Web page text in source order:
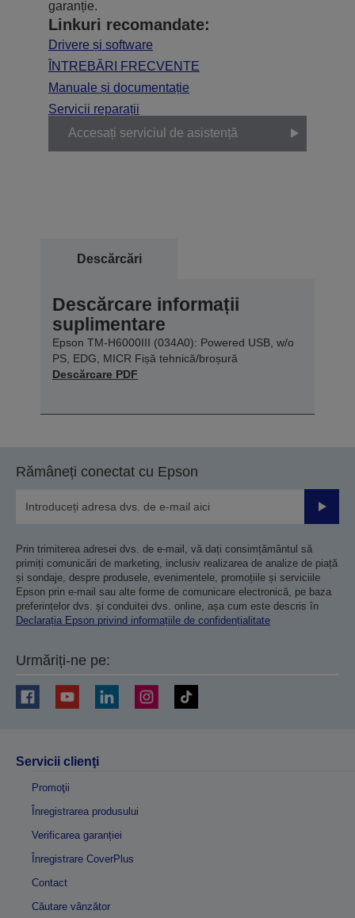
garanție.
Linkuri recomandate:
Drivere și software
ÎNTREBĂRI FRECVENTE
Manuale și documentație
Servicii reparații
Accesați serviciul de asistență
Descărcări
Descărcare informații
suplimentare
Epson TM-H6000III (034A0): Powered USB, w/o
PS, EDG, MICR Fișă tehnică/broșură
Descărcare PDF
Rămâneți conectat cu Epson
Prin trimiterea adresei dvs. de e-mail, vă dați consimțământul să
primiți comunicări de marketing, inclusiv realizarea de analize de piață
și sondaje, despre produsele, evenimentele, promoțiile și serviciile
Epson prin e-mail sau alte forme de comunicare electronică, pe baza
preferințelor dvs. și conduitei dvs. online, așa cum este descris în
Declarația Epson privind informațiile de confidențialitate
Urmăriți-ne pe:
Servicii clienţi
Promoţii
Înregistrarea produsului
Verificarea garanției
Înregistrare CoverPlus
Contact
Căutare vânzător